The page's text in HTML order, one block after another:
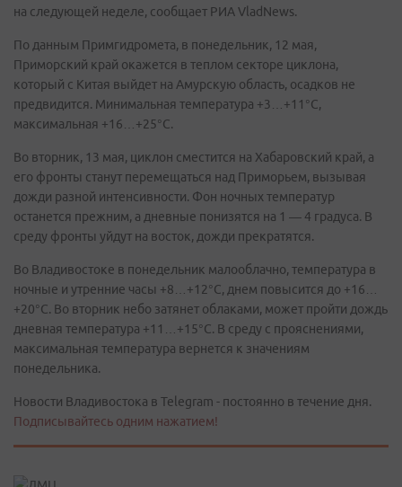
на следующей неделе, сообщает РИА VladNews.
По данным Примгидромета, в понедельник, 12 мая,
Приморский край окажется в теплом секторе циклона,
который с Китая выйдет на Амурскую область, осадков не
предвидится. Минимальная температура +3…+11°С,
максимальная +16…+25°С.
Во вторник, 13 мая, циклон сместится на Хабаровский край, а
его фронты станут перемещаться над Приморьем, вызывая
дожди разной интенсивности. Фон ночных температур
останется прежним, а дневные понизятся на 1 — 4 градуса. В
среду фронты уйдут на восток, дожди прекратятся.
Во Владивостоке в понедельник малооблачно, температура в
ночные и утренние часы +8…+12°С, днем повысится до +16…
+20°С. Во вторник небо затянет облаками, может пройти дождь
дневная температура +11…+15°С. В среду с прояснениями,
максимальная температура вернется к значениям
понедельника.
Новости Владивостока в Telegram - постоянно в течение дня.
Подписывайтесь одним нажатием!